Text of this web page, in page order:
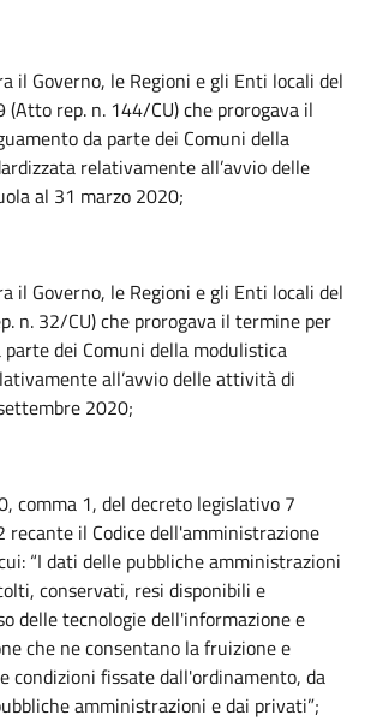
il Governo, le Regioni e gli Enti locali del
(Atto rep. n. 144/CU) che prorogava il
da parte dei Comuni della
relativamente all’avvio delle
al 31 marzo 2020;
il Governo, le Regioni e gli Enti locali del
n. 32/CU) che prorogava il termine per
parte dei Comuni della modulistica
all’avvio delle attività di
2020;
comma 1, del decreto legislativo 7
recante il Codice dell'amministrazione
“I dati delle pubbliche amministrazioni
conservati, resi disponibili e
delle tecnologie dell'informazione e
che ne consentano la fruizione e
condizioni fissate dall'ordinamento, da
amministrazioni e dai privati”;